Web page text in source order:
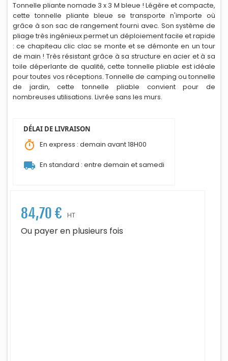
Tonnelle pliante nomade 3 x 3 M bleue ! Légère et compacte,
cette tonnelle pliante bleue se transporte n'importe où
grâce à son sac de rangement fourni avec. Son système de
pliage très ingénieux permet un déploiement facile et rapide
: ce chapiteau clic clac se monte et se démonte en un tour
de main ! Très résistant grâce à sa structure en acier et à sa
toile déperlante de qualité, cette tonnelle pliable est idéale
pour toutes vos réceptions. Tonnelle de camping ou tonnelle
de jardin, cette tonnelle pliable convient pour de
nombreuses utilisations. Livrée sans les murs.
DÉLAI DE LIVRAISON
timer En express : demain avant 18H00
local_shipping En standard : entre demain et samedi
84,70 € HT
Ou payer en plusieurs fois